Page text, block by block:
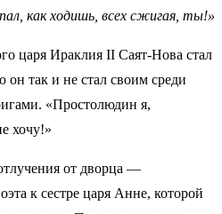
как ходишь, всех сжигая, ты!»
царя Ираклия II Саят-Нова стал
так и не стал своим среди
«Простолюдин я,
хочу!»
от дворца —
к сестре царя Анне, которой